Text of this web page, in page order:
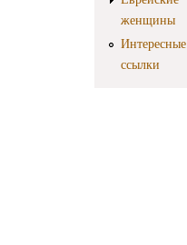
женщины
Интересные
ссылки